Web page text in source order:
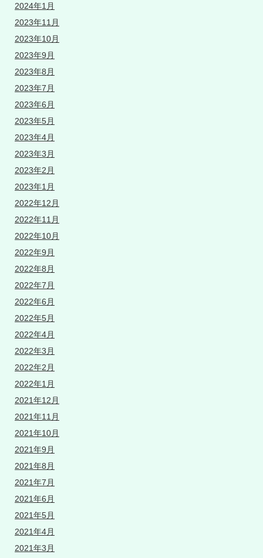
2024年1月
2023年11月
2023年10月
2023年9月
2023年8月
2023年7月
2023年6月
2023年5月
2023年4月
2023年3月
2023年2月
2023年1月
2022年12月
2022年11月
2022年10月
2022年9月
2022年8月
2022年7月
2022年6月
2022年5月
2022年4月
2022年3月
2022年2月
2022年1月
2021年12月
2021年11月
2021年10月
2021年9月
2021年8月
2021年7月
2021年6月
2021年5月
2021年4月
2021年3月